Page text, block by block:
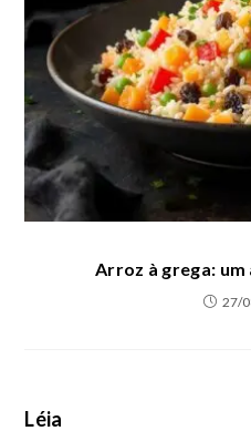
Arroz à grega:
27/
Léia